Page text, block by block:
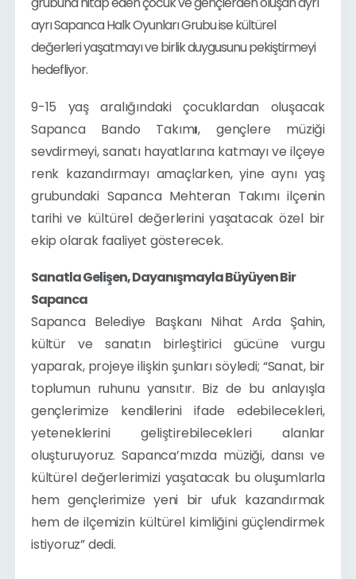
ayrı Sapanca Halk Oyunları Grubu ise kültürel
değerleri yaşatmayı ve birlik duygusunu pekiştirmeyi
hedefliyor.
9-15 yaş aralığındaki çocuklardan oluşacak
Sapanca Bando Takımı, gençlere müziği
sevdirmeyi, sanatı hayatlarına katmayı ve ilçeye
renk kazandırmayı amaçlarken, yine aynı yaş
grubundaki Sapanca Mehteran Takımı ilçenin
tarihi ve kültürel değerlerini yaşatacak özel bir
ekip olarak faaliyet gösterecek.
Sanatla Gelişen, Dayanışmayla Büyüyen Bir
Sapanca
Sapanca Belediye Başkanı Nihat Arda Şahin,
kültür ve sanatın birleştirici gücüne vurgu
yaparak, projeye ilişkin şunları söyledi; “Sanat, bir
toplumun ruhunu yansıtır. Biz de bu anlayışla
gençlerimize kendilerini ifade edebilecekleri,
yeteneklerini geliştirebilecekleri alanlar
oluşturuyoruz. Sapanca’mızda müziği, dansı ve
kültürel değerlerimizi yaşatacak bu oluşumlarla
hem gençlerimize yeni bir ufuk kazandırmak
hem de ilçemizin kültürel kimliğini güçlendirmek
istiyoruz” dedi.